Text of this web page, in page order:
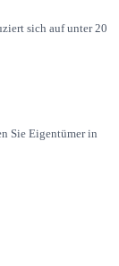
sich auf unter 20
Sie Eigentümer in